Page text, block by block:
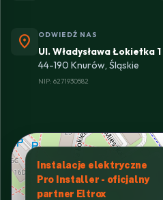
location_on ODWIEDŹ NAS
Ul. Władysława Łokietka 1
44-190 Knurów, Śląskie
NIP: 6271930582
Instalacje elektryczne
Pro Installer - oficjalny
partner Eltrox